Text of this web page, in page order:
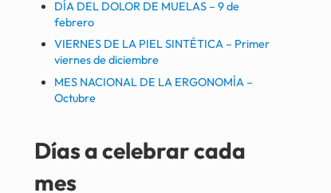
DÍA DEL DOLOR DE MUELAS – 9 de
febrero
VIERNES DE LA PIEL SINTÉTICA – Primer
viernes de diciembre
MES NACIONAL DE LA ERGONOMÍA –
Octubre
Días a celebrar cada
mes